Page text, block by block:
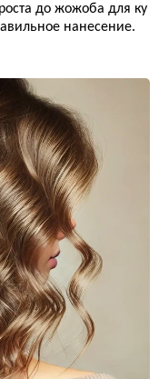
до жожоба для ку
нанесение.